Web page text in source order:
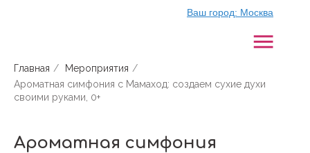
Ваш город: Москва
Главная / Мероприятия /
Ароматная симфония с Мамаход: создаем сухие духи
своими руками, 0+
Ароматная симфония